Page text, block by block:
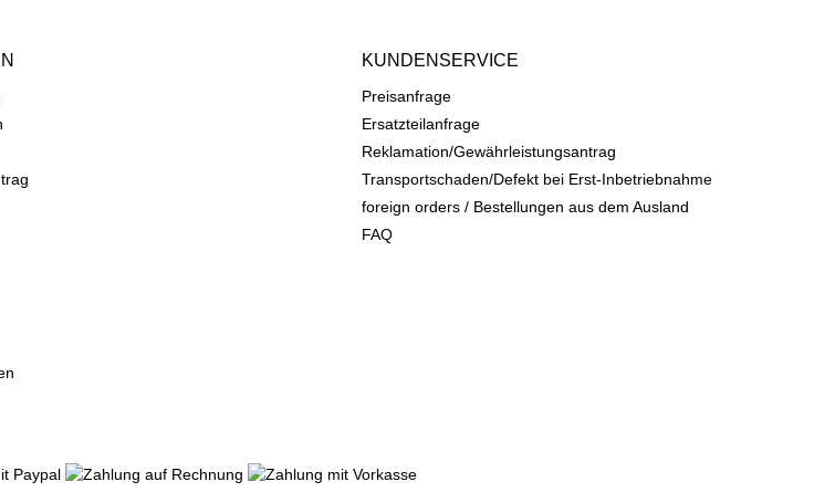
KUNDENSERVICE
Preisanfrage
Ersatzteilanfrage
Reklamation/Gewährleistungsantrag
Transportschaden/Defekt bei Erst-Inbetriebnahme
foreign orders / Bestellungen aus dem Ausland
FAQ